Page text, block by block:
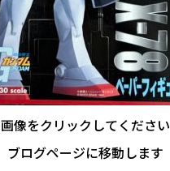
画像をクリックしてください
ブログページに移動します